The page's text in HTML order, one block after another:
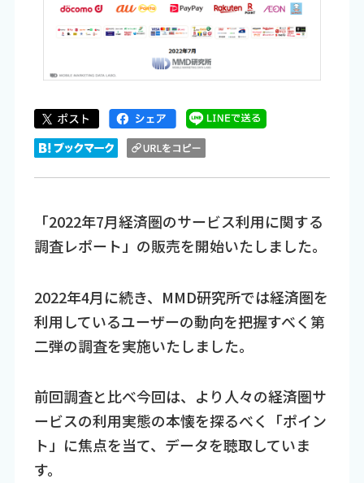
「2022年7月経済圏のサービス利用に関する
調査レポート」の販売を開始いたしました。
2022年4月に続き、MMD研究所では経済圏を
利用しているユーザーの動向を把握すべく第
二弾の調査を実施いたしました。
前回調査と比べ今回は、より人々の経済圏サ
ービスの利用実態の本懐を探るべく「ポイン
ト」に焦点を当て、データを聴取していま
す。